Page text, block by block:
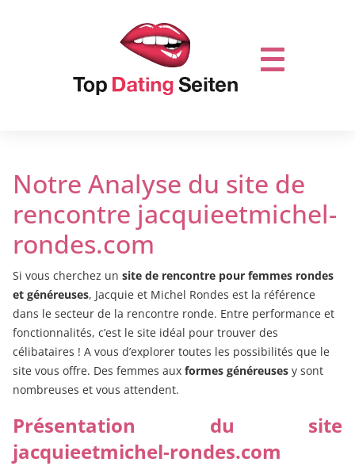
Notre Analyse du site de
rencontre jacquieetmichel-
rondes.com
Si vous cherchez un site de rencontre pour femmes rondes
et généreuses, Jacquie et Michel Rondes est la référence
dans le secteur de la rencontre ronde. Entre performance et
fonctionnalités, c’est le site idéal pour trouver des
célibataires ! A vous d’explorer toutes les possibilités que le
site vous offre. Des femmes aux formes généreuses y sont
nombreuses et vous attendent.
Présentation du site
jacquieetmichel-rondes.com